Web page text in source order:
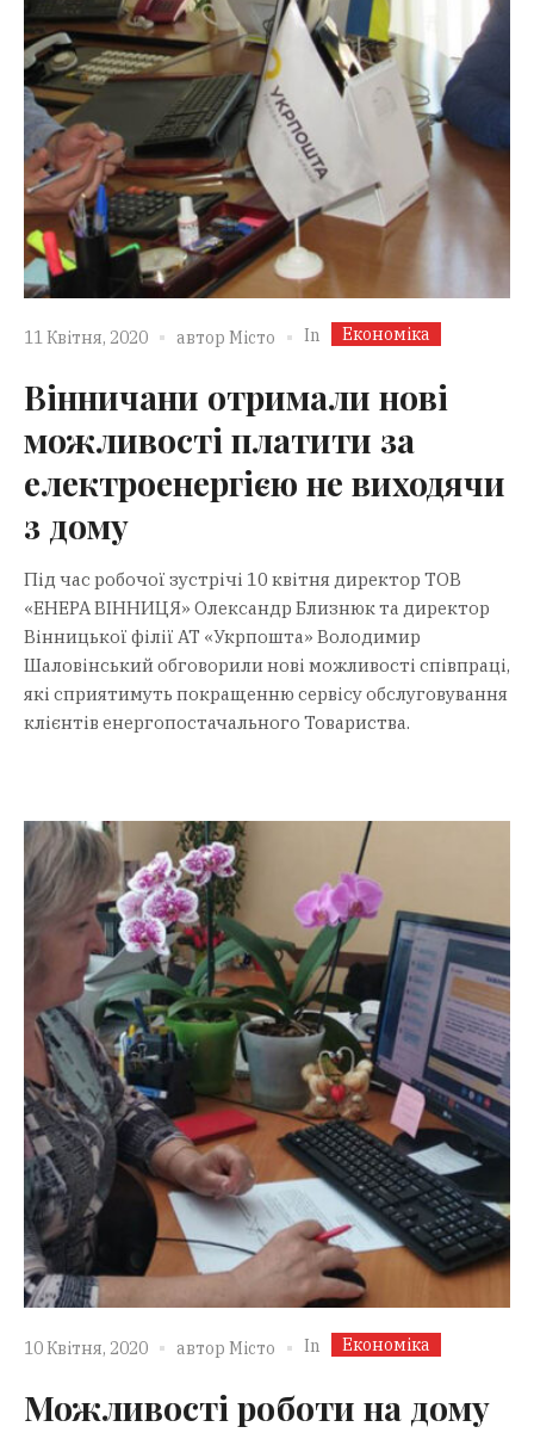
11 Квітня, 2020 автор Місто In Економіка
Вінничани отримали нові
можливості платити за
електроенергією не виходячи
з дому
Під час робочої зустрічі 10 квітня директор ТОВ
«ЕНЕРА ВІННИЦЯ» Олександр Близнюк та директор
Вінницької філії АТ «Укрпошта» Володимир
Шаловінський обговорили нові можливості співпраці,
які сприятимуть покращенню сервісу обслуговування
клієнтів енергопостачального Товариства.
10 Квітня, 2020 автор Місто In Економіка
Можливості роботи на дому